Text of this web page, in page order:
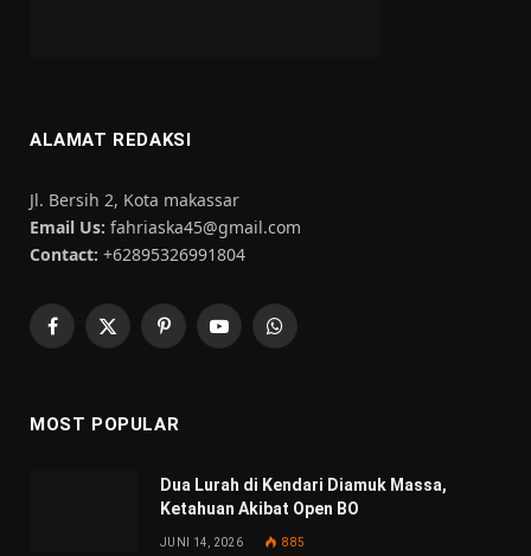
ALAMAT REDAKSI
Jl. Bersih 2, Kota makassar
Email Us: fahriaska45@gmail.com
Contact: +62895326991804
Facebook
X
PinterestYouTubeWhatsApp
MOST POPULAR
Dua Lurah di Kendari Diamuk Massa,
Ketahuan Akibat Open BO
JUNI 14, 2026 885